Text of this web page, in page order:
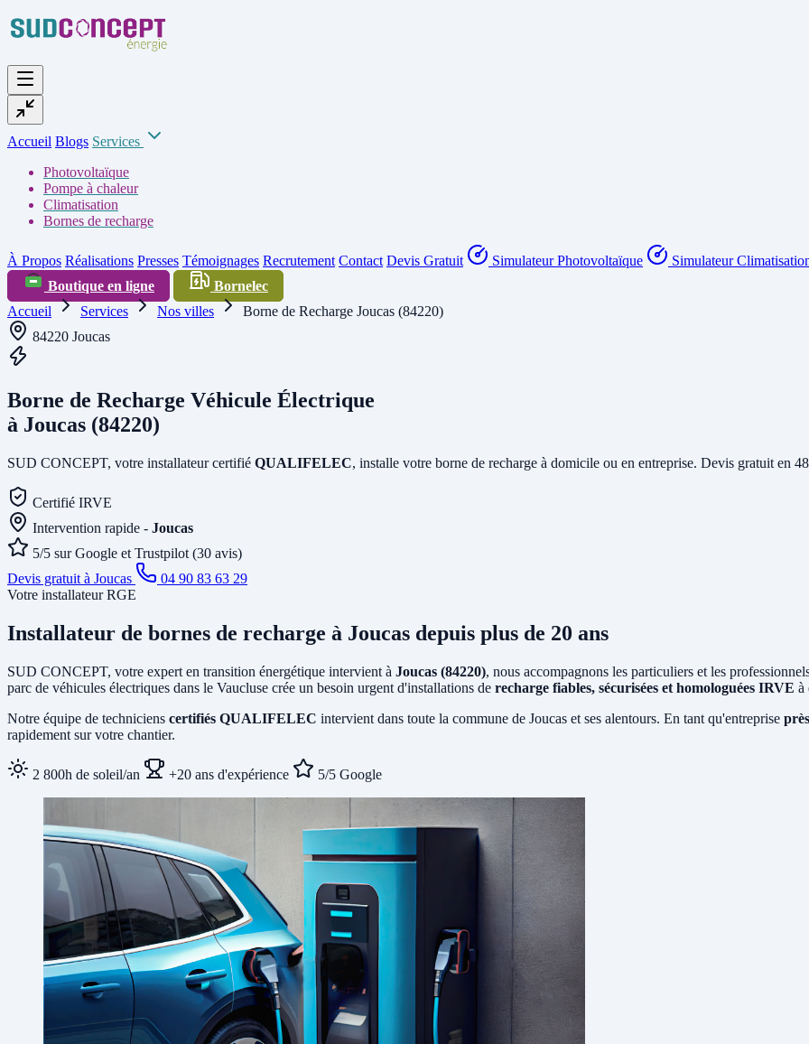
Accueil Blogs Services
Photovoltaïque
Pompe à chaleur
Climatisation
Bornes de recharge
À Propos Réalisations Presses Témoignages Recrutement Contact Devis Gratuit Simulateur Photovoltaïque Simulateur
Boutique en ligne
Bornelec
Accueil
Services Nos villes
Borne de Recharge Joucas (84220)
84220 Joucas
Borne de Recharge Véhicule Électrique
à Joucas (84220)
SUD CONCEPT, votre installateur certifié QUALIFELEC, installe votre borne de recharge à domicile ou en entreprise. Devis gratuit en
Certifié IRVE
Intervention rapide - Joucas
5/5 sur Google et Trustpilot (30 avis)
Devis gratuit à Joucas
04 90 83 63 29
Votre installateur RGE
Installateur de bornes de recharge à Joucas depuis plus de 20 ans
SUD CONCEPT, votre expert en transition énergétique intervient à Joucas (84220), nous accompagnons les particuliers et les
parc de véhicules électriques dans le Vaucluse crée un besoin urgent d'installations de recharge fiables, sécurisées et homologuées IRVE à
Notre équipe de techniciens certifiés QUALIFELEC intervient dans toute la commune de Joucas et ses alentours. En tant qu'entreprise
rapidement sur votre chantier.
2 800h de soleil/an +20 ans d'expérience 5/5 Google